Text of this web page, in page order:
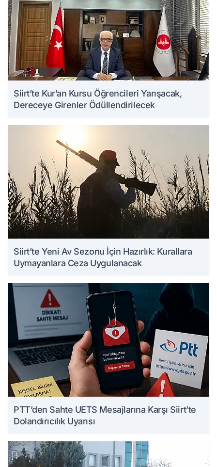
Siirt’te Kur’an Kursu Öğrencileri Yarışacak,
Dereceye Girenler Ödüllendirilecek
Siirt’te Yeni Av Sezonu İçin Hazırlık: Kurallara
Uymayanlara Ceza Uygulanacak
PTT’den Sahte UETS Mesajlarına Karşı Siirt’te
Dolandırıcılık Uyarısı